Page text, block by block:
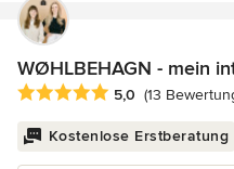
WØHLBEHAGN - mein
Durchschnittliche
5,0 (13
Kostenlose Erstberatung